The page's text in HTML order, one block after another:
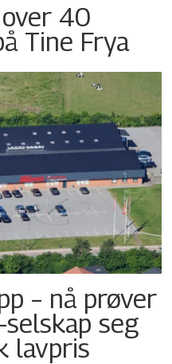
40
Tine Frya
– nå prøver
seg
lavpris